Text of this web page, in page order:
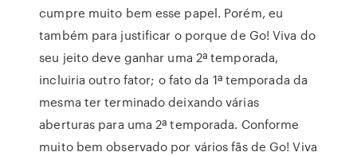
cumpre muito bem esse papel. Porém, eu
também para justificar o porque de Go! Viva do
seu jeito deve ganhar uma 2ª temporada,
incluiria outro fator; o fato da 1ª temporada da
mesma ter terminado deixando várias
aberturas para uma 2ª temporada. Conforme
muito bem observado por vários fãs de Go! Viva